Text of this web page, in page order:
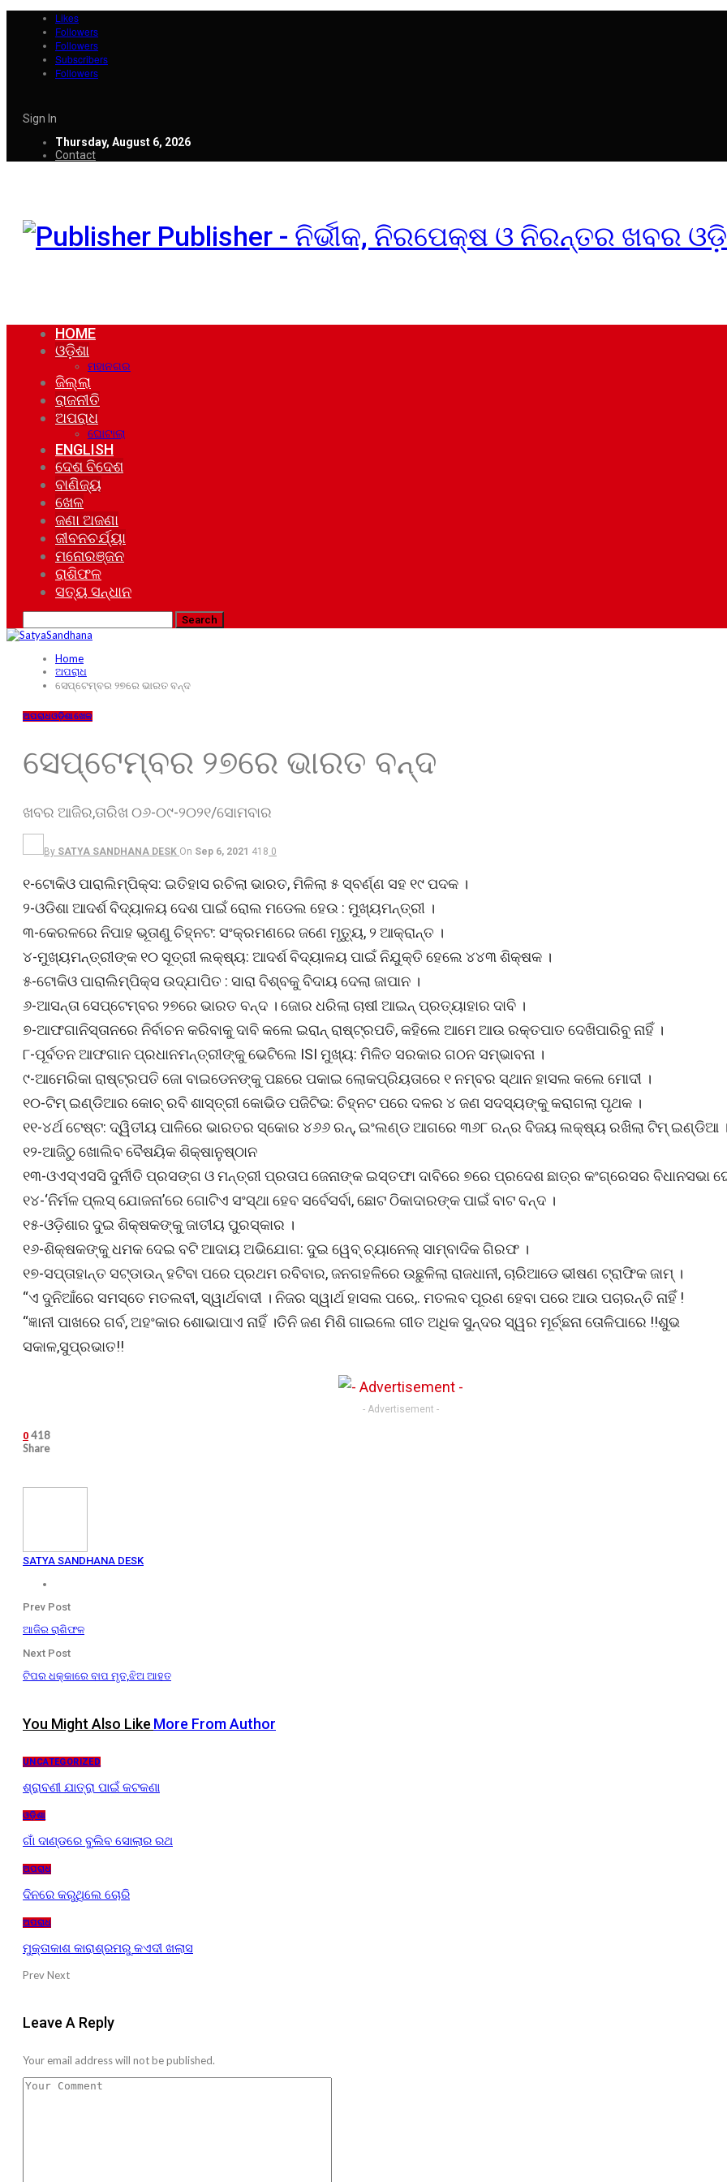
Likes
Followers
Followers
Subscribers
Followers
Sign In
Thursday, August 6, 2026
Contact
Publisher - ନିର୍ଭୀକ, ନିରପେକ୍ଷ ଓ ନିରନ୍ତର ଖବର
HOME
ଓଡ଼ିଶା
ମହାନଗର
ଜିଲ୍ଲା
ରାଜନୀତି
ଅପରାଧ
ଘୋଟାଲା
ENGLISH
ଦେଶ ବିଦେଶ
ବାଣିଜ୍ୟ
ଖେଳ
ଜଣା ଅଜଣା
ଜୀବନଚର୍ଯ୍ୟା
ମନୋରଞ୍ଜନ
ରାଶିଫଳ
ସତ୍ୟ ସନ୍ଧାନ
Home
ଅପରାଧ
ସେପ୍ଟେମ୍ବର ୨୭ରେ ଭାରତ ବନ୍ଦ
ଅପରାଧଓଡ଼ିଶାଖେଳ
ସେପ୍ଟେମ୍ବର ୨୭ରେ ଭାରତ ବନ୍ଦ
ଖବର ଆଜିର,ତାରିଖ ୦୬-୦୯-୨୦୨୧/ସୋମବାର
By SATYA SANDHANA DESK On Sep 6, 2021 418 0
୧-ଟୋକିଓ ପାରାଲିମ୍ପିକ୍ସ: ଇତିହାସ ରଚିଲା ଭାରତ, ମିଳିଲା ୫ ସ୍ବର୍ଣ୍ଣ ସହ ୧୯ ପଦକ ।
୨-ଓଡିଶା ଆଦର୍ଶ ବିଦ୍ୟାଳୟ ଦେଶ ପାଇଁ ରୋଲ ମଡେଲ ହେଉ : ମୁଖ୍ୟମନ୍ତ୍ରୀ ।
୩-କେରଳରେ ନିପାହ ଭୂତାଣୁ ଚିହ୍ନଟ: ସଂକ୍ରମଣରେ ଜଣେ ମୃତ୍ୟୁ, ୨ ଆକ୍ରାନ୍ତ ।
୪-ମୁଖ୍ୟମନ୍ତ୍ରୀଙ୍କ ୧୦ ସୂତ୍ରୀ ଲକ୍ଷ୍ୟ: ଆଦର୍ଶ ବିଦ୍ୟାଳୟ ପାଇଁ ନିଯୁକ୍ତି ହେଲେ ୪୪୩ ଶିକ୍ଷକ ।
୫-ଟୋକିଓ ପାରାଲିମ୍ପିକ୍‌ସ ଉଦ୍‌ଯାପିତ : ସାରା ବିଶ୍ବକୁ ବିଦାୟ ଦେଲା ଜାପାନ ।
୬-ଆସନ୍ତା ସେପ୍ଟେମ୍ବର ୨୭ରେ ଭାରତ ବନ୍ଦ । ଜୋର ଧରିଲା ଚାଷୀ ଆଇନ୍ ପ୍ରତ୍ୟାହାର ଦାବି ।
୭-ଆଫଗାନିସ୍ତାନରେ ନିର୍ବାଚନ କରିବାକୁ ଦାବି କଲେ ଇରାନ୍‌ ରାଷ୍ଟ୍ରପତି, କହିଲେ ଆମେ ଆଉ ରକ୍ତପାତ ଦେଖିପାରିବୁ ନାହିଁ ।
୮-ପୂର୍ବତନ ଆଫଗାନ ପ୍ରଧାନମନ୍ତ୍ରୀଙ୍କୁ ଭେଟିଲେ ISI ମୁଖ୍ୟ: ମିଳିତ ସରକାର ଗଠନ ସମ୍ଭାବନା ।
୯-ଆମେରିକା ରାଷ୍ଟ୍ରପତି ଜୋ ବାଇଡେନଙ୍କୁ ପଛରେ ପକାଇ ଲୋକପ୍ରିୟତାରେ ୧ ନମ୍ବର ସ୍ଥାନ ହାସଲ କଲେ ମୋଦୀ ।
୧୦-ଟିମ୍ ଇଣ୍ଡିଆର କୋଚ୍ ରବି ଶାସ୍ତ୍ରୀ କୋଭିଡ ପଜିଟିଭ: ଚିହ୍ନଟ ପରେ ଦଳର ୪ ଜଣ ସଦସ୍ୟଙ୍କୁ କରାଗଲା ପୃଥକ ।
୧୧-୪ର୍ଥ ଟେଷ୍ଟ: ଦ୍ୱିତୀୟ ପାଳିରେ ଭାରତର ସ୍କୋର ୪୬୬ ରନ୍‌, ଇଂଲଣ୍ଡ ଆଗରେ ୩୬୮ ରନ୍‌ର ବିଜୟ ଲକ୍ଷ୍ୟ ରଖିଲା ଟିମ୍‌ ଇଣ୍ଡିଆ ।
୧୨-ଆଜିଠୁ ଖୋଲିବ ବୈଷୟିକ ଶିକ୍ଷାନୁଷ୍ଠାନ
୧୩-ଓଏସ୍ଏସସି ଦୁର୍ନୀତି ପ୍ରସଙ୍ଗ ଓ ମନ୍ତ୍ରୀ ପ୍ରତାପ ଜେନାଙ୍କ ଇସ୍ତଫା ଦାବିରେ ୭ରେ ପ୍ରଦେଶ ଛାତ୍ର କଂଗ୍ରେସର ବିଧାନସଭା
୧୪-‘ନିର୍ମଳ ପ୍ଲସ୍‌ ଯୋଜନା’ରେ ଗୋଟିଏ ସଂସ୍ଥା ହେବ ସର୍ବେସର୍ବା, ଛୋଟ ଠିକାଦାରଙ୍କ ପାଇଁ ବାଟ ବନ୍ଦ ।
୧୫-ଓଡ଼ିଶାର ଦୁଇ ଶିକ୍ଷକଙ୍କୁ ଜାତୀୟ ପୁରସ୍କାର ।
୧୬-ଶିକ୍ଷକଙ୍କୁ ଧମକ ଦେଇ ବଟି ଆଦାୟ ଅଭିଯୋଗ: ଦୁଇ ୱେବ୍‌ ଚ୍ୟାନେଲ୍‌ ସାମ୍ବାଦିକ ଗିରଫ ।
୧୭-ସପ୍ତାହାନ୍ତ ସଟ୍‌ଡାଉନ୍‌ ହଟିବା ପରେ ପ୍ରଥମ ରବିବାର, ଜନଗହଳିରେ ଉଛୁଳିଲା ରାଜଧାନୀ, ଚାରିଆଡେ ଭୀଷଣ ଟ୍ରାଫିକ ଜାମ୍ ।
“ଏ ଦୁନିଆଁରେ ସମସ୍ତେ ମତଲବୀ, ସ୍ୱାର୍ଥବାଦୀ । ନିଜର ସ୍ୱାର୍ଥ ହାସଲ ପରେ,. ମତଲବ ପୂରଣ ହେବା ପରେ ଆଉ ପଚାରନ୍ତି ନାହିଁ !
“ଜ୍ଞାନୀ ପାଖରେ ଗର୍ବ, ଅହଂକାର ଶୋଭାପାଏ ନାହିଁ ।ତିନି ଜଣ ମିଶି ଗାଇଲେ ଗୀତ ଅଧିକ ସୁନ୍ଦର ସ୍ୱର ମୂର୍ଚ୍ଛନା ତୋଳିପାରେ !!ଶୁଭ
ସକାଳ,ସୁପ୍ରଭାତ!!
- Advertisement -
0 418
Share
SATYA SANDHANA DESK
Prev Post
ଆଜିର ରାଶିଫଳ
Next Post
ଟିପର ଧକ୍କାରେ ବାପ ମୃତ,ଝିଅ ଆହତ
You Might Also Like More From Author
UNCATEGORIZED
ଶ୍ରାବଣୀ ଯାତ୍ରା ପାଇଁ କଟକଣା
ଓଡ଼ିଶା
ଗାଁ ଦାଣ୍ଡରେ ବୁଲିବ ସୋଲାର ରଥ
ଅପରାଧ
ଦିନରେ କରୁଥିଲେ ଚୋରି
ଅପରାଧ
ମୁକ୍ତାକାଶ କାରାଶ୍ରମରୁ କଏଦୀ ଖଲାସ
PrevNext
Leave A Reply
Your email address will not be published.